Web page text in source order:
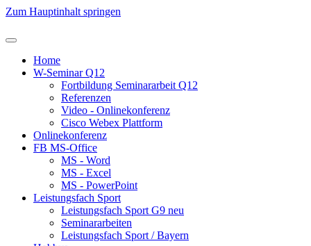
Zum Hauptinhalt springen
Home
W-Seminar Q12
Fortbildung Seminararbeit Q12
Referenzen
Video - Onlinekonferenz
Cisco Webex Plattform
Onlinekonferenz
FB MS-Office
MS - Word
MS - Excel
MS - PowerPoint
Leistungsfach Sport
Leistungsfach Sport G9 neu
Seminararbeiten
Leistungsfach Sport / Bayern